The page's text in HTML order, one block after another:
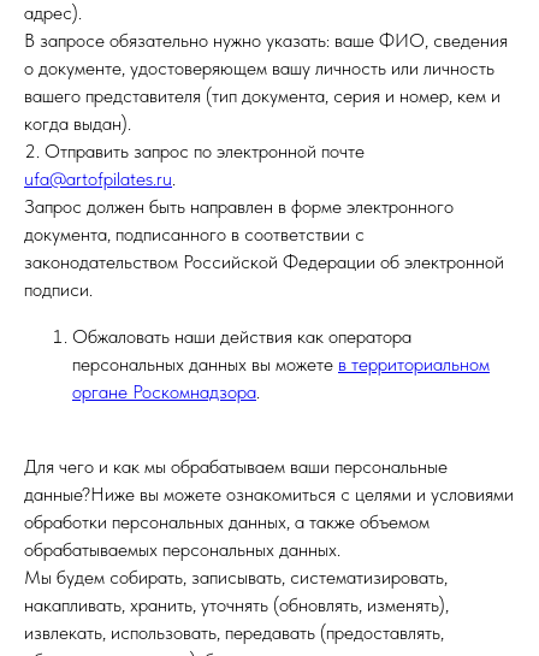
адрес).
В запросе обязательно нужно указать: ваше ФИО, сведения
о документе, удостоверяющем вашу личность или личность
вашего представителя (тип документа, серия и номер, кем и
когда выдан).
2. Отправить запрос по электронной почте
ufa@artofpilates.ru.
Запрос должен быть направлен в форме электронного
документа, подписанного в соответствии с
законодательством Российской Федерации об электронной
подписи.
Обжаловать наши действия как оператора
персональных данных вы можете в территориальном
органе Роскомнадзора.
Для чего и как мы обрабатываем ваши персональные
данные?Ниже вы можете ознакомиться с целями и условиями
обработки персональных данных, а также объемом
обрабатываемых персональных данных.
Мы будем собирать, записывать, систематизировать,
накапливать, хранить, уточнять (обновлять, изменять),
извлекать, использовать, передавать (предоставлять,